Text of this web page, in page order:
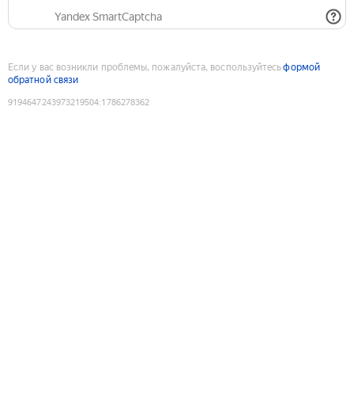
Yandex SmartCaptcha
Если у вас возникли проблемы, пожалуйста, воспользуйтесьформой
обратной связи
9194647243973219504:1786278362